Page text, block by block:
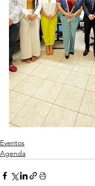
Eventos
Agenda